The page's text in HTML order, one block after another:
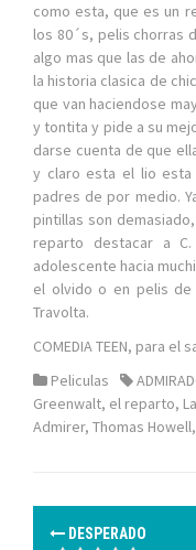
como esta, que es un
los 80´s, pelis chorras
algo mas que las de
la historia clasica de
que van haciendose
y tontita y pide a su
darse cuenta de que
y claro esta el lio
padres de por medio.
pintillas son
reparto destacar a
adolescente hacia
el olvido o en pelis de
Travolta.
COMEDIA TEEN, para el
Peliculas
Greenwalt, el reparto,
Admirer, Thomas Howell,
N
DESPERADO